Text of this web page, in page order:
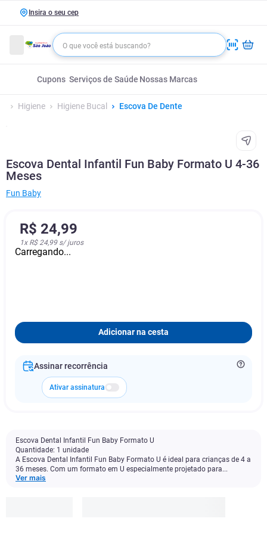
Insira o seu cep
Cupons Serviços de Saúde Nossas Marcas
Higiene Higiene Bucal Escova De Dente
Escova Dental Infantil Fun Baby Formato U 4-36
Meses
Fun Baby
R$ 24,99
1x R$ 24,99s/ juros
Carregando...
Adicionar na cesta
Assinar recorrência
Ativar assinatura
Escova Dental Infantil Fun Baby Formato U
Quantidade: 1 unidade
A Escova Dental Infantil Fun Baby Formato U é ideal para crianças de 4 a
36 meses. Com um formato em U especialmente projetado para...
Ver mais